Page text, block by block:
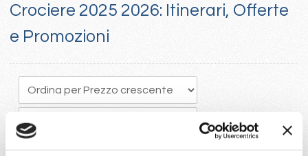
Crociere 2025 2026: Itinerari, Offerte
e Promozioni